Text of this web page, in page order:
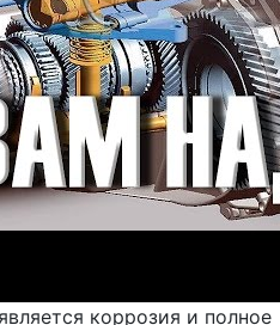
коррозия и полное